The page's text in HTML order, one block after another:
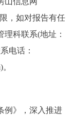
图说互动
，如对报告有任
科联系(地址：
电话：
》，深入推进